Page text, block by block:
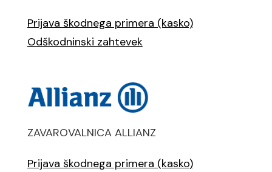
Prijava škodnega primera (kasko)
Odškodninski zahtevek
ZAVAROVALNICA ALLIANZ
Prijava škodnega primera (kasko)